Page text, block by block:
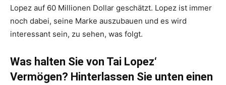
Lopez auf 60 Millionen Dollar geschätzt. Lopez ist immer
noch dabei, seine Marke auszubauen und es wird
interessant sein, zu sehen, was folgt.
Was halten Sie von Tai Lopez‘
Vermögen? Hinterlassen Sie unten einen